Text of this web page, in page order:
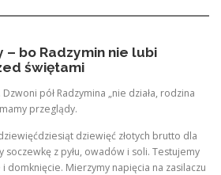
bo Radzymin nie lubi
świętami
pół Radzymina „nie działa, rodzina
przeglądy.
dziewięć złotych brutto dla
soczewkę z pyłu, owadów i soli. Testujemy
domknięcie. Mierzymy napięcia na zasilaczu